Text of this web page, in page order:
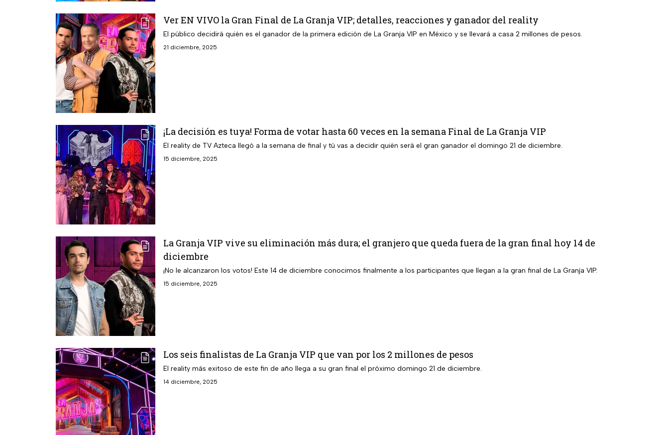
Ver EN VIVO la Gran Final de La Granja VIP; detalles, reacciones y ganador del reality
El público decidirá quién es el ganador de la primera edición de La Granja VIP en México y se llevará a casa 2 millones de pesos.
21 diciembre, 2025
¡La decisión es tuya! Forma de votar hasta 60 veces en la semana Final de La Granja VIP
El reality de TV Azteca llegó a la semana de final y tú vas a decidir quién será el gran ganador el domingo 21 de diciembre.
15 diciembre, 2025
La Granja VIP vive su eliminación más dura; el granjero que queda fuera de la gran final hoy 14 de
diciembre
¡No le alcanzaron los votos! Este 14 de diciembre conocimos finalmente a los participantes que llegan a la gran final de La Granja VIP.
15 diciembre, 2025
Los seis finalistas de La Granja VIP que van por los 2 millones de pesos
El reality más exitoso de este fin de año llega a su gran final el próximo domingo 21 de diciembre.
14 diciembre, 2025